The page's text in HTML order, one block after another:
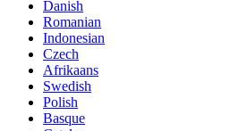
Danish
Romanian
Indonesian
Czech
Afrikaans
Swedish
Polish
Basque